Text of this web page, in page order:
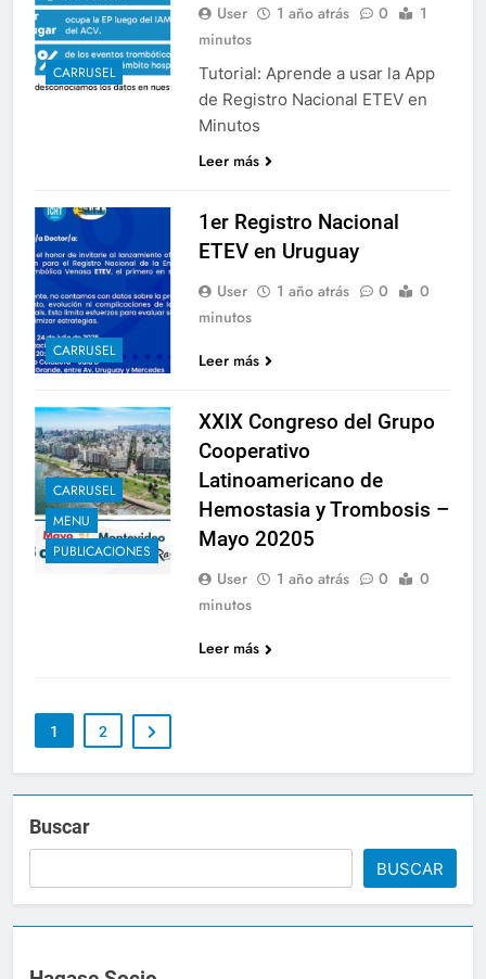
CARRUSEL
User 1 año atrás 0
1
minutos
Tutorial: Aprende a usar la App
de Registro Nacional ETEV en
Minutos
Leer más
CARRUSEL
1er Registro Nacional
ETEV en Uruguay
User 1 año atrás 0
0
minutos
Leer más
CARRUSEL
MENU
PUBLICACIONES
XXIX Congreso del Grupo
Cooperativo
Latinoamericano de
Hemostasia y Trombosis –
Mayo 20205
User 1 año atrás 0
0
minutos
Leer más
1 2
Buscar
BUSCAR